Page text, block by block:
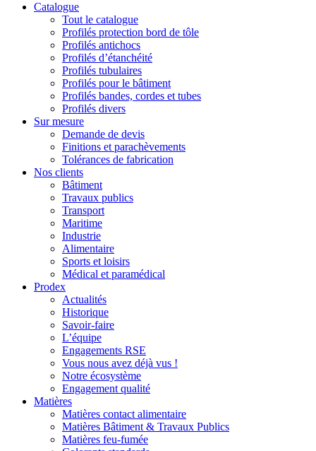
Catalogue
Tout le catalogue
Profilés protection bord de tôle
Profilés antichocs
Profilés d’étanchéité
Profilés tubulaires
Profilés pour le bâtiment
Profilés bandes, cordes et tubes
Profilés divers
Sur mesure
Demande de devis
Finitions et parachèvements
Tolérances de fabrication
Nos clients
Bâtiment
Travaux publics
Transport
Maritime
Industrie
Alimentaire
Sports et loisirs
Médical et paramédical
Prodex
Actualités
Historique
Savoir-faire
L’équipe
Engagements RSE
Vous nous avez déjà vus !
Notre écosystème
Engagement qualité
Matières
Matières contact alimentaire
Matières Bâtiment & Travaux Publics
Matières feu-fumée